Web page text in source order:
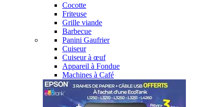
Cocotte
Friteuse
Grille viande
Barbecue
Panini Gaufrier
Cuiseur
Cuiseur à œuf
Appareil à Fondue
Machines à Café